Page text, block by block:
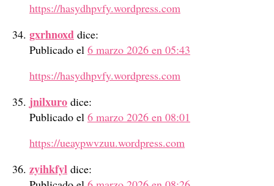
https://hasydhpvfy.wordpress.com
gxrhnoxd dice:
Publicado el 6 marzo 2026 en 05:43
https://hasydhpvfy.wordpress.com
jnilxuro dice:
Publicado el 6 marzo 2026 en 08:01
https://ueaypwvzuu.wordpress.com
zyihkfyl dice: